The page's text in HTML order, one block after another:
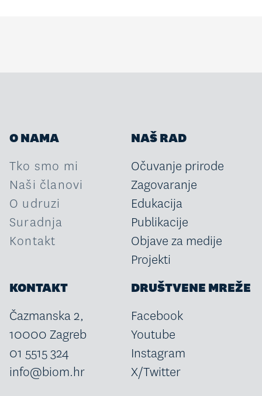
O NAMA
Tko smo mi
Naši članovi
O udruzi
Suradnja
Kontakt
NAŠ RAD
Očuvanje prirode
Zagovaranje
Edukacija
Publikacije
Objave za medije
Projekti
KONTAKT
Čazmanska 2,
10000 Zagreb
01 5515 324
info@biom.hr
DRUŠTVENE MREŽE
Facebook
Youtube
Instagram
X/Twitter